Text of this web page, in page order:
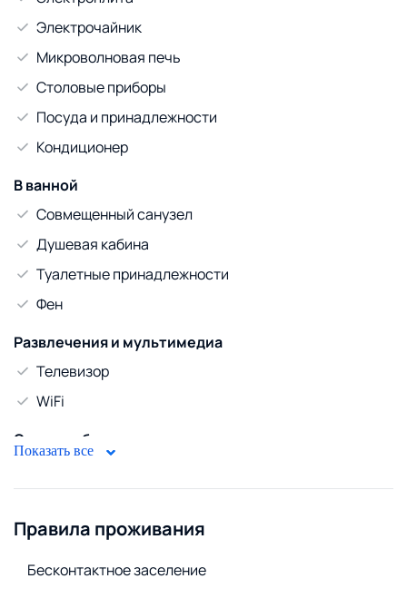
Электрочайник
Микроволновая печь
Столовые приборы
Посуда и принадлежности
Кондиционер
В ванной
Совмещенный санузел
Душевая кабина
Туалетные принадлежности
Фен
Развлечения и мультимедиа
Телевизор
WiFi
Стирка и белье
Видеонаблюдение
Показать все
Правила проживания
Бесконтактное заселение